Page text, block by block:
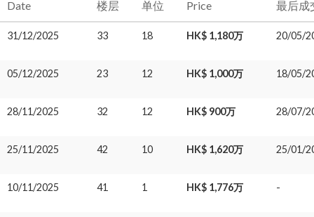
Date 楼层 单位 Price 最后成
31/12/2025 33 18 HK$ 1,180万 20/05/
05/12/2025 23 12 HK$ 1,000万 18/05/
28/11/2025 32 12 HK$ 900万 28/07/
25/11/2025 42 10 HK$ 1,620万 25/01/
10/11/2025 41 1 HK$ 1,776万 -